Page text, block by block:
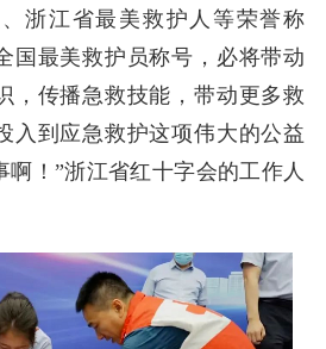
浙江省最美救护人等荣誉称
国最美救护员称号，必将带动
，传播急救技能，带动更多救
入到应急救护这项伟大的公益
！”浙江省红十字会的工作人